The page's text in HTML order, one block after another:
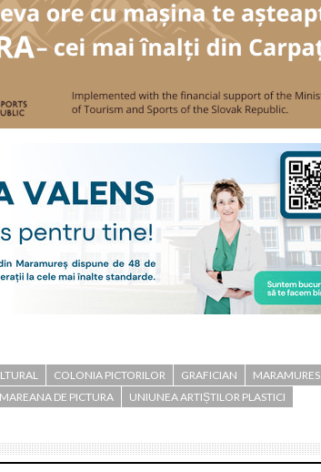
COLONIA PICTORILOR GRAFICIAN MARAMURES
DE PICTURA UNIUNEA ARTIȘTILOR PLASTICI